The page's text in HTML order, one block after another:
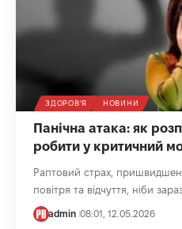
ЗДОРОВ'Я НОВИНИ
Панічна атака: як
робити у критичний
Раптовий страх,
повітря та відчуття, ніби
admin 08:01, 12.05.2026